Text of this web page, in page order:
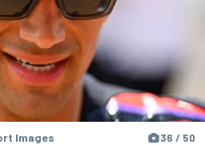
Images 36 / 50